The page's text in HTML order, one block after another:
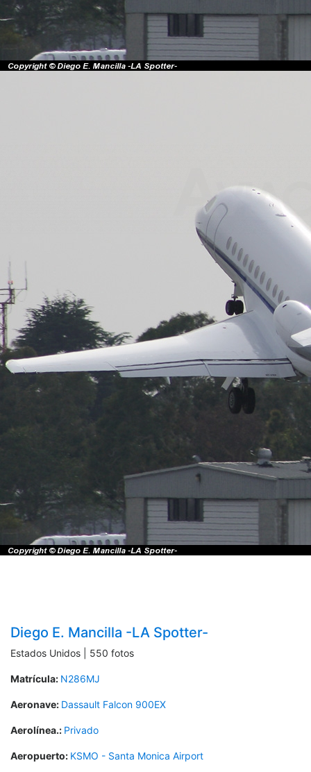
Diego E. Mancilla -LA Spotter-
Estados Unidos | 550 fotos
Matrícula: N286MJ
Aeronave: Dassault Falcon 900EX
Aerolínea.: Privado
Aeropuerto: KSMO - Santa Monica Airport